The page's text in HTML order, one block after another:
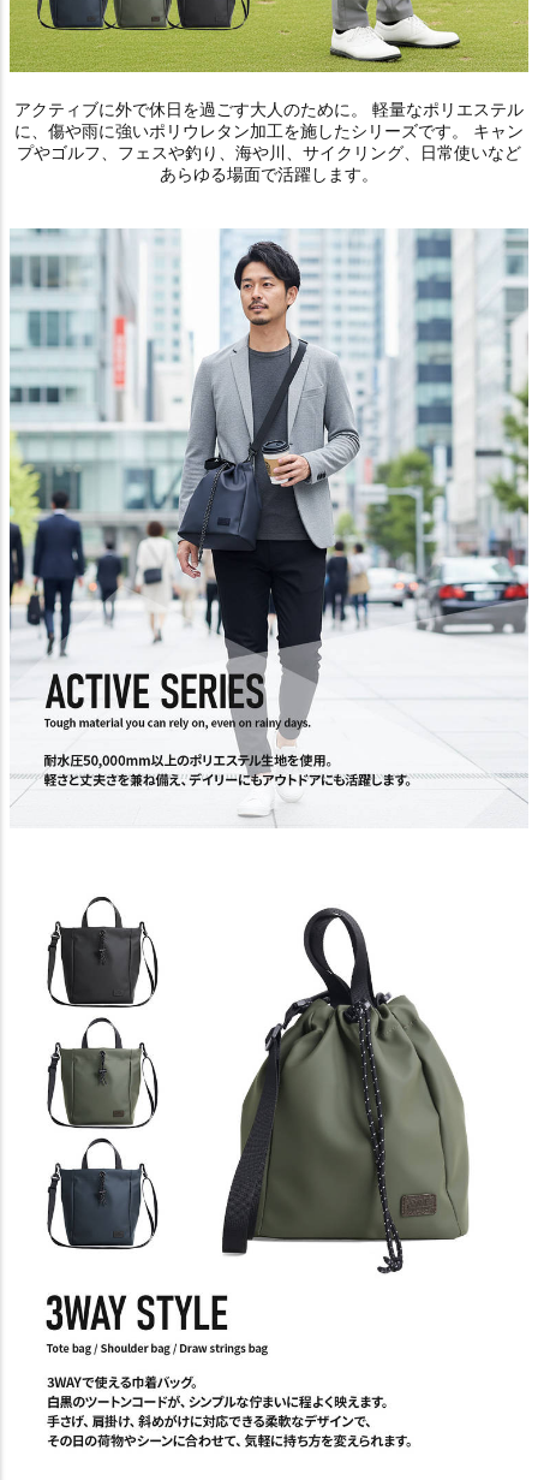
アクティブに外で休日を過ごす大人のために。 軽量なポリエステル
に、傷や雨に強いポリウレタン加工を施したシリーズです。 キャン
プやゴルフ、フェスや釣り、海や川、サイクリング、日常使いなど
あらゆる場面で活躍します。